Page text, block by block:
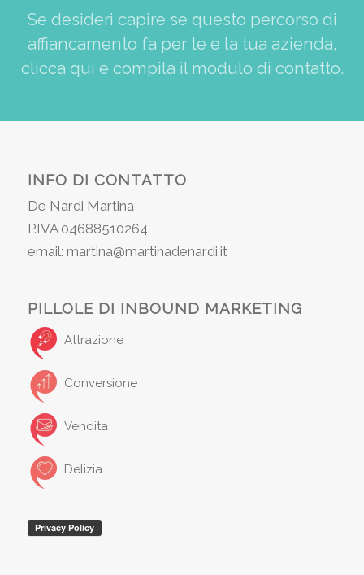
Se desideri capire se questo percorso di
affiancamento fa per te e la tua azienda,
clicca qui e compila il modulo di contatto.
INFO DI CONTATTO
De Nardi Martina
P.IVA 04688510264
email: martina@martinadenardi.it
PILLOLE DI INBOUND MARKETING
Attrazione
Conversione
Vendita
Delizia